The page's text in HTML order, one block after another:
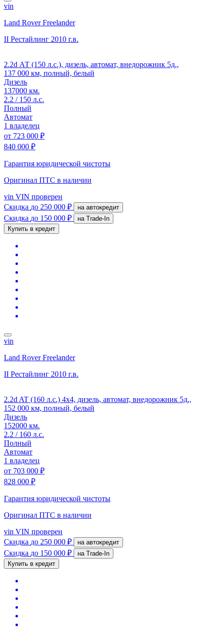
vin
Land Rover Freelander
II Рестайлинг 2010 г.в.
2.2d АТ (150 л.с.), дизель, автомат, внедорожник 5д.,
137 000 км, полный, белый
Дизель
137000 км.
2.2 / 150 л.с.
Полный
Автомат
1 владелец
от 723 000 ₽
840 000 ₽
Гарантия юридической чистоты
Оригинал ПТС в наличии
vin VIN проверен
Скидка до 250 000 ₽ на автокредит
Скидка до 150 000 ₽
на Trade-In
Купить в кредит
vin
Land Rover Freelander
II Рестайлинг 2010 г.в.
2.2d AT (160 л.с.) 4x4, дизель, автомат, внедорожник 5д.,
152 000 км, полный, белый
Дизель
152000 км.
2.2 / 160 л.с.
Полный
Автомат
1 владелец
от 703 000 ₽
828 000 ₽
Гарантия юридической чистоты
Оригинал ПТС в наличии
vin VIN проверен
Скидка до 250 000 ₽ на автокредит
Скидка до 150 000 ₽
на Trade-In
Купить в кредит